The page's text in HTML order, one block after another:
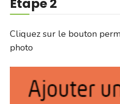
Etape 2
Cliquez sur le bouton
photo